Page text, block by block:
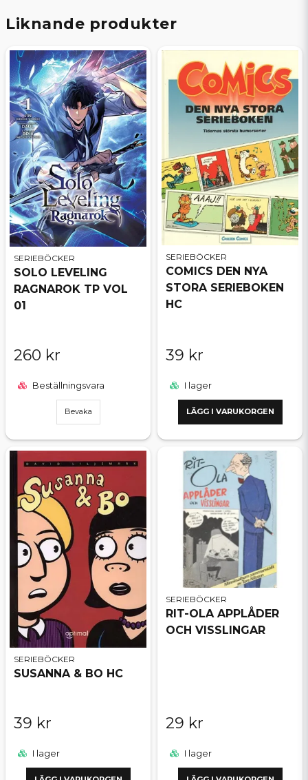
Liknande produkter
SERIEBÖCKER
SOLO LEVELING
RAGNAROK TP VOL
01
260 kr
Beställningsvara
Bevaka
SERIEBÖCKER
COMICS DEN NYA
STORA SERIEBOKEN
HC
39 kr
I lager
LÄGG I VARUKORGEN
SERIEBÖCKER
SUSANNA & BO HC
39 kr
I lager
SERIEBÖCKER
RIT-OLA APPLÅDER
OCH VISSLINGAR
29 kr
I lager